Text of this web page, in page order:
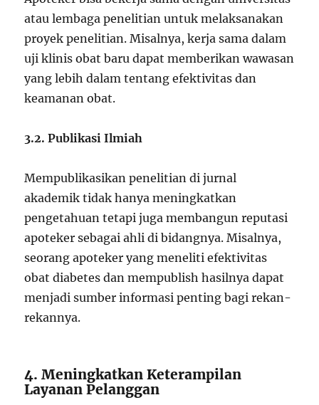
atau lembaga penelitian untuk melaksanakan
proyek penelitian. Misalnya, kerja sama dalam
uji klinis obat baru dapat memberikan wawasan
yang lebih dalam tentang efektivitas dan
keamanan obat.
3.2. Publikasi Ilmiah
Mempublikasikan penelitian di jurnal
akademik tidak hanya meningkatkan
pengetahuan tetapi juga membangun reputasi
apoteker sebagai ahli di bidangnya. Misalnya,
seorang apoteker yang meneliti efektivitas
obat diabetes dan mempublish hasilnya dapat
menjadi sumber informasi penting bagi rekan-
rekannya.
4. Meningkatkan Keterampilan
Layanan Pelanggan